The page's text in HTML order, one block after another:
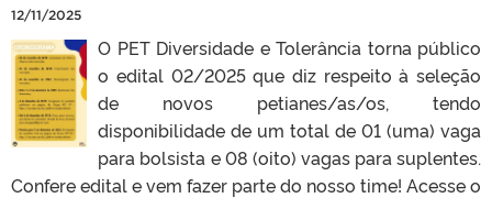
12/11/2025
O PET Diversidade e Tolerância torna público
o edital 02/2025 que diz respeito à seleção
de novos petianes/as/os, tendo
disponibilidade de um total de 01 (uma) vaga
para bolsista e 08 (oito) vagas para suplentes.
Confere edital e vem fazer parte do nosso time! Acesse o